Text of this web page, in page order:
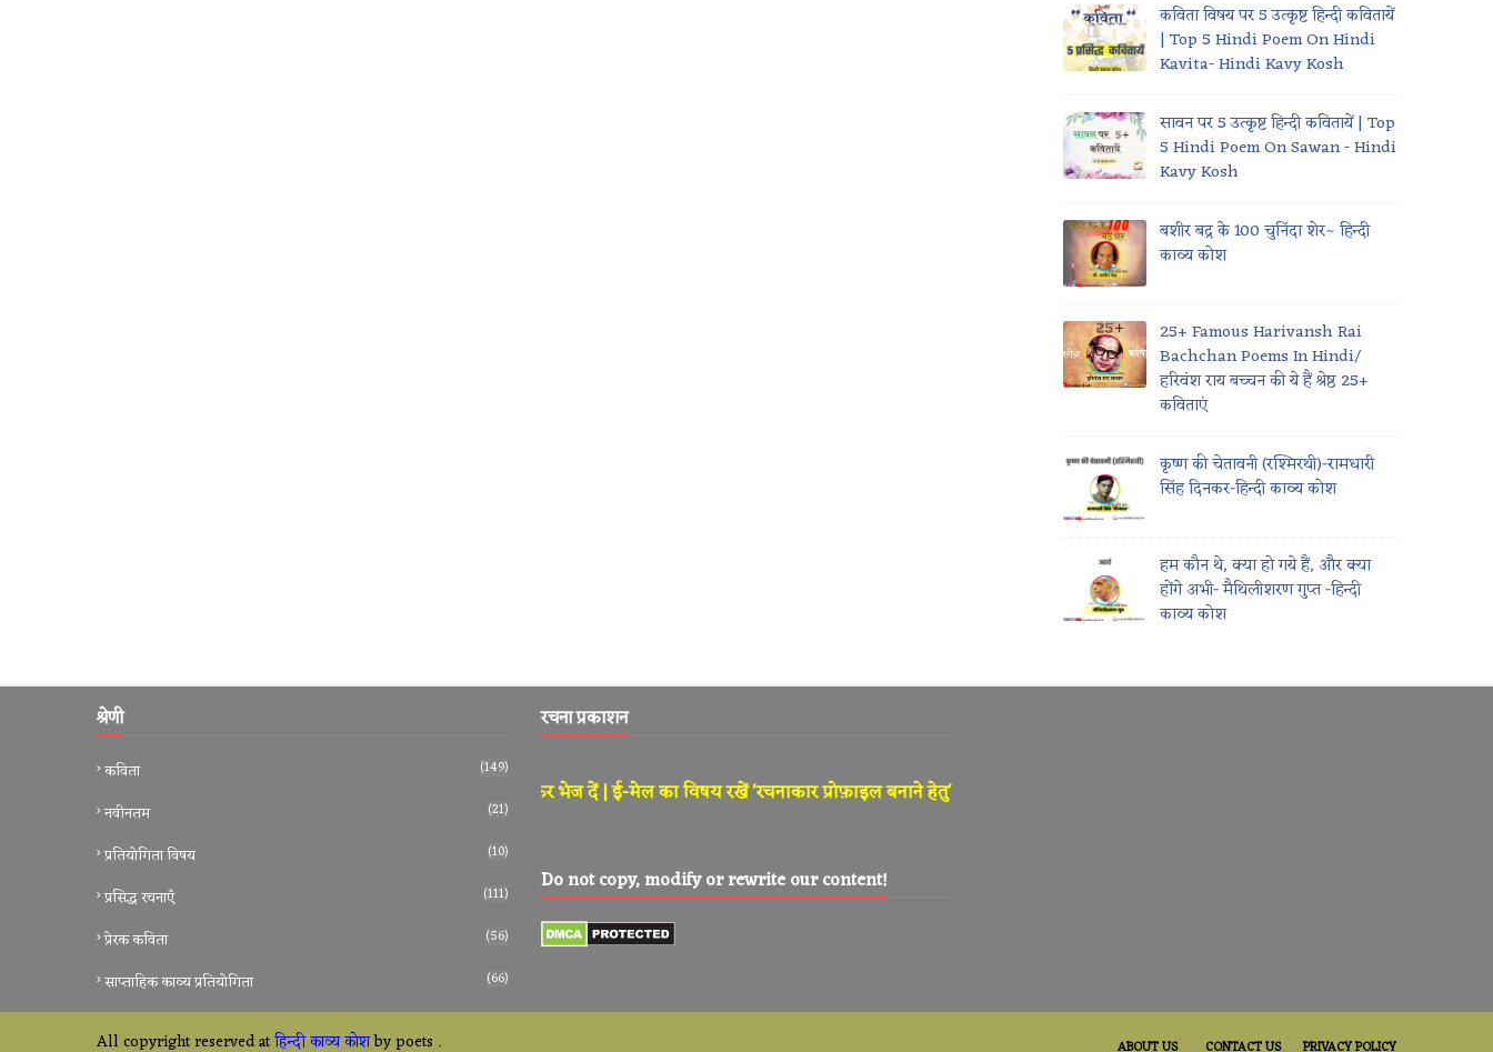
कविता विषय पर 5 उत्कृष्ट हिन्दी कवितायें
| Top 5 Hindi Poem On Hindi
Kavita- Hindi Kavy Kosh
सावन पर 5 उत्कृष्ट हिन्दी कवितायें | Top
5 Hindi Poem On Sawan - Hindi
Kavy Kosh
बशीर बद्र के 100 चुनिंदा शेर~ हिन्दी
काव्य कोश
25+ Famous Harivansh Rai
Bachchan Poems In Hindi/
हरिवंश राय बच्चन की ये हैं श्रेष्ठ 25+
कविताएं
कृष्ण की चेतावनी (रश्मिरथी)-रामधारी
सिंह दिनकर-हिन्दी काव्य कोश
हम कौन थे, क्या हो गये हैं, और क्या
होंगे अभी- मैथिलीशरण गुप्त -हिन्दी
काव्य कोश
श्रेणी
कविता (149)
नवीनतम (21)
प्रतियोगिता विषय (10)
प्रसिद्ध रचनाएँ (111)
प्रेरक कविता (56)
साप्ताहिक काव्य प्रतियोगिता (66)
रचना प्रकाशन
नाम तथा जिस विधा में आप लिखते हैं जैसे कविता, कहानी आदि लिखकर भेज दें | ई-मेल का विषय रखें 'रचनाकार प्रोफ़ाइल बनाने हेतु'।
Do not copy, modify or rewrite our content!
ABOUT US CONTACT US PRIVACY POLICY
All copyright reserved atहिन्दी काव्य कोशby poets .